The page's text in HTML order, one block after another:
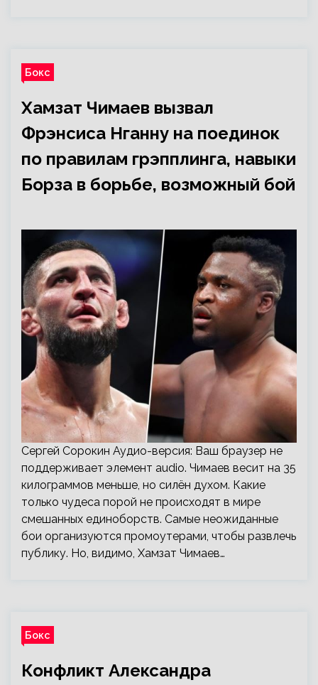
Бокс
Хамзат Чимаев вызвал
Фрэнсиса Нганну на поединок
по правилам грэпплинга, навыки
Борза в борьбе, возможный бой
Сергей Сорокин Аудио-версия: Ваш браузер не
поддерживает элемент audio. Чимаев весит на 35
килограммов меньше, но силён духом. Какие
только чудеса порой не происходят в мире
смешанных единоборств. Самые неожиданные
бои организуются промоутерами, чтобы развлечь
публику. Но, видимо, Хамзат Чимаев…
Бокс
Конфликт Александра